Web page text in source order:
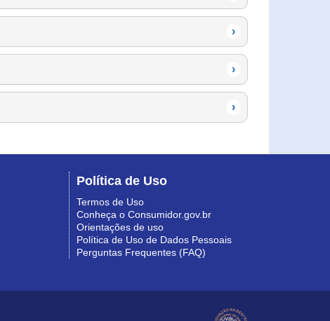
›
›
›
Política de Uso
Termos de Uso
Conheça o Consumidor.gov.br
Orientações de uso
Política de Uso de Dados Pessoais
Perguntas Frequentes (FAQ)